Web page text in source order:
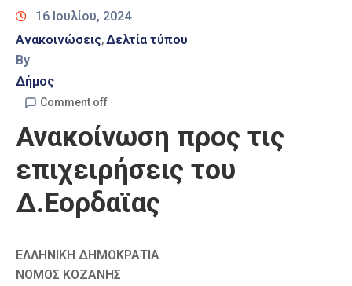
16 Ιουλίου, 2024
Ανακοινώσεις‚Δελτία τύπου
By
Δήμος
Comment off
Ανακοίνωση προς τις
επιχειρήσεις του
Δ.Εορδαϊας
ΕΛΛΗΝΙΚΗ ΔΗΜΟΚΡΑΤΙΑ
ΝΟΜΟΣ ΚΟΖΑΝΗΣ